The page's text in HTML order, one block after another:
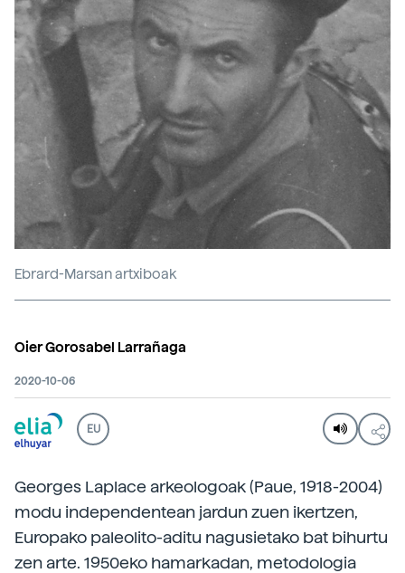
Ebrard-Marsan artxiboak
Oier Gorosabel Larrañaga
2020-10-06
EU
Georges Laplace arkeologoak (Paue, 1918-2004)
modu independentean jardun zuen ikertzen,
Europako paleolito-aditu nagusietako bat bihurtu
zen arte. 1950eko hamarkadan, metodologia